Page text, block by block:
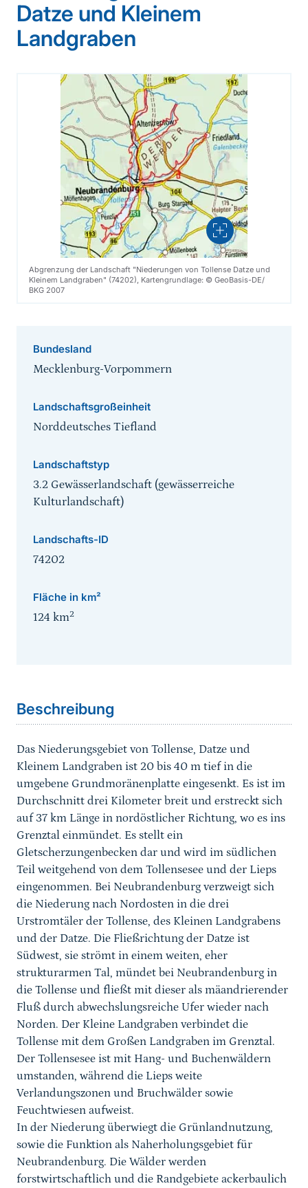
Datze und Kleinem
Landgraben
Vergrößern
Abgrenzung der Landschaft "Niederungen von Tollense Datze und
Kleinem Landgraben" (74202), Kartengrundlage: © GeoBasis-DE/
BKG 2007
Bundesland
Mecklenburg-Vorpommern
Landschaftsgroßeinheit
Norddeutsches Tiefland
Landschaftstyp
3.2 Gewässerlandschaft (gewässerreiche
Kulturlandschaft)
Landschafts-ID
74202
Fläche in km²
124 km2
Beschreibung
Das Niederungsgebiet von Tollense, Datze und
Kleinem Landgraben ist 20 bis 40 m tief in die
umgebene Grundmoränenplatte eingesenkt. Es ist im
Durchschnitt drei Kilometer breit und erstreckt sich
auf 37 km Länge in nordöstlicher Richtung, wo es ins
Grenztal einmündet. Es stellt ein
Gletscherzungenbecken dar und wird im südlichen
Teil weitgehend von dem Tollensesee und der Lieps
eingenommen. Bei Neubrandenburg verzweigt sich
die Niederung nach Nordosten in die drei
Urstromtäler der Tollense, des Kleinen Landgrabens
und der Datze. Die Fließrichtung der Datze ist
Südwest, sie strömt in einem weiten, eher
strukturarmen Tal, mündet bei Neubrandenburg in
die Tollense und fließt mit dieser als mäandrierender
Fluß durch abwechslungsreiche Ufer wieder nach
Norden. Der Kleine Landgraben verbindet die
Tollense mit dem Großen Landgraben im Grenztal.
Der Tollensesee ist mit Hang- und Buchenwäldern
umstanden, während die Lieps weite
Verlandungszonen und Bruchwälder sowie
Feuchtwiesen aufweist.
In der Niederung überwiegt die Grünlandnutzung,
sowie die Funktion als Naherholungsgebiet für
Neubrandenburg. Die Wälder werden
forstwirtschaftlich und die Randgebiete ackerbaulich